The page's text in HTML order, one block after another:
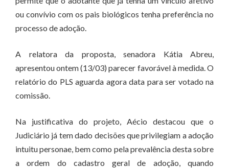
ou convívio com os pais biológicos tenha preferência no
processo de adoção.
A relatora da proposta, senadora Kátia Abreu,
apresentou ontem (13/03) parecer favorável à medida. O
relatório do PLS aguarda agora data para ser votado na
comissão.
Na justificativa do projeto, Aécio destacou que o
Judiciário já tem dado decisões que privilegiam a adoção
intuitu personae, bem como pela prevalência desta sobre
a ordem do cadastro geral de adoção, quando